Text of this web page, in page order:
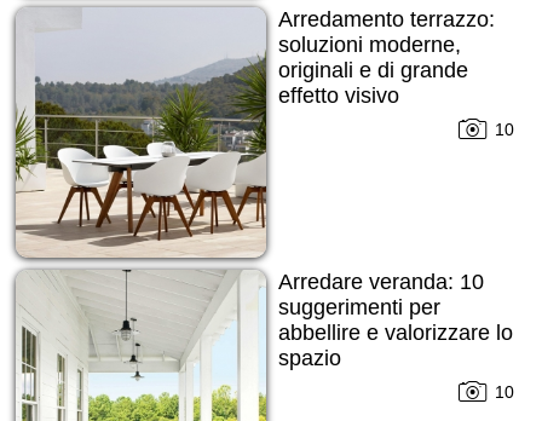
Arredamento terrazzo:
soluzioni moderne,
originali e di grande
effetto visivo
10
Arredare veranda: 10
suggerimenti per
abbellire e valorizzare lo
spazio
10